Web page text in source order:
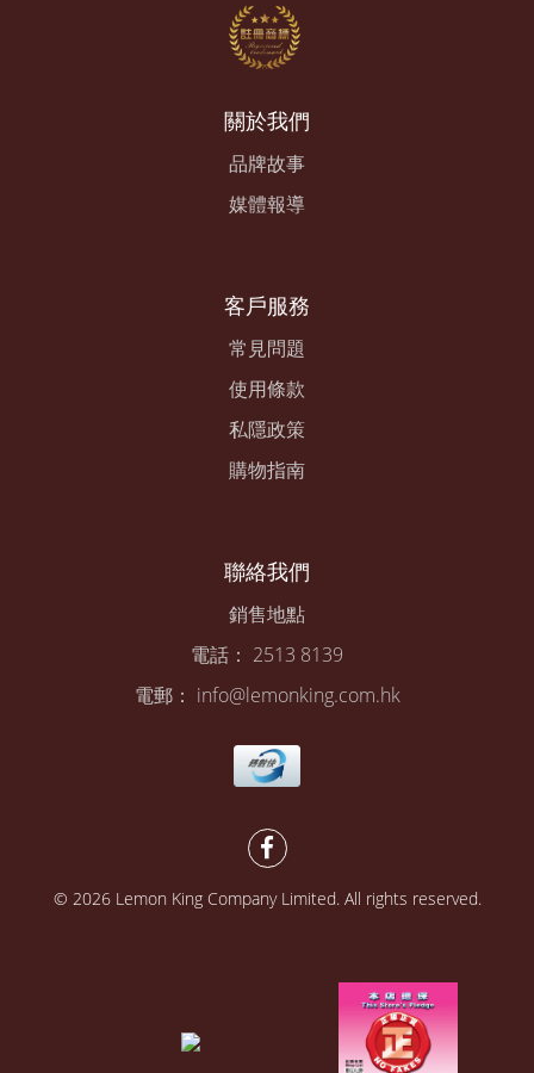
關於我們
品牌故事
媒體報導
客戶服務
常見問題
使用條款
私隱政策
購物指南
聯絡我們
銷售地點
電話： 2513 8139
電郵： info@lemonking.com.hk
© 2026 Lemon King Company Limited. All rights reserved.